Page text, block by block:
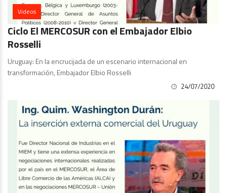
Videos
Ciclo El MERCOSUR con el Embajador Elbio
Rosselli
Uruguay: En la encrucijada de un escenario internacional en
transformación, Embajador Elbio Rosselli
24/07/2020